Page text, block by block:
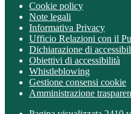
Cookie policy
Note legali
Informativa Privacy
Ufficio Relazioni con il
Dichiarazione di
Obiettivi di accessibilità
Whistleblowing
Gestione consensi cookie
Amministrazione